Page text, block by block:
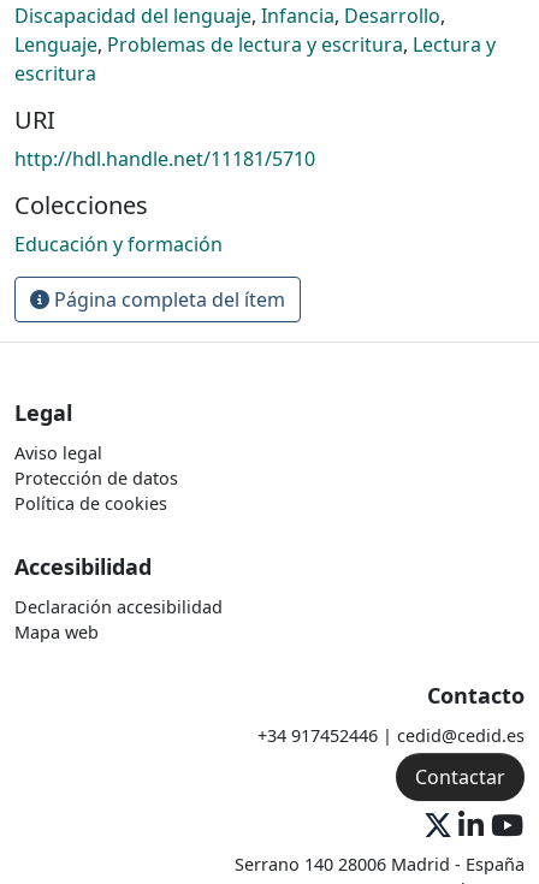
Discapacidad del lenguaje, Infancia, Desarrollo,
Lenguaje, Problemas de lectura y escritura, Lectura y
escritura
URI
http://hdl.handle.net/11181/5710
Colecciones
Educación y formación
Página completa del ítem
Legal
Aviso legal
Protección de datos
Política de cookies
Accesibilidad
Declaración accesibilidad
Mapa web
Contacto
+34 917452446 | cedid@cedid.es
Contactar
Serrano 140 28006 Madrid - España